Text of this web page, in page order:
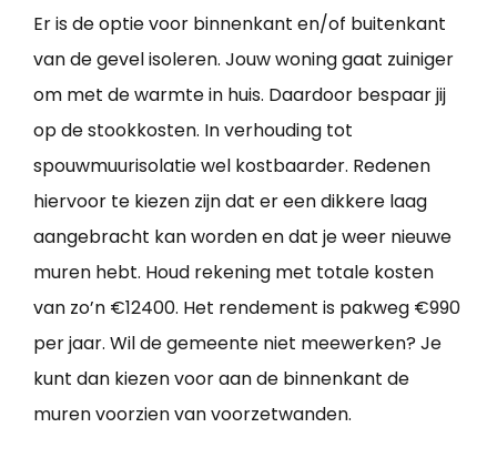
Er is de optie voor binnenkant en/of buitenkant
van de gevel isoleren. Jouw woning gaat zuiniger
om met de warmte in huis. Daardoor bespaar jij
op de stookkosten. In verhouding tot
spouwmuurisolatie wel kostbaarder. Redenen
hiervoor te kiezen zijn dat er een dikkere laag
aangebracht kan worden en dat je weer nieuwe
muren hebt. Houd rekening met totale kosten
van zo’n €12400. Het rendement is pakweg €990
per jaar. Wil de gemeente niet meewerken? Je
kunt dan kiezen voor aan de binnenkant de
muren voorzien van voorzetwanden.